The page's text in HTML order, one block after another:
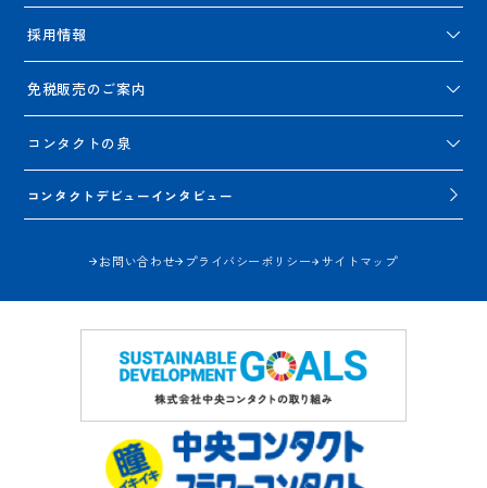
採用情報
免税販売のご案内
コンタクトの泉
コンタクトデビューインタビュー
お問い合わせ プライバシーポリシー サイトマップ